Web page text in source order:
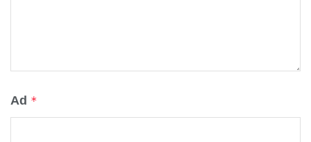
Ad *